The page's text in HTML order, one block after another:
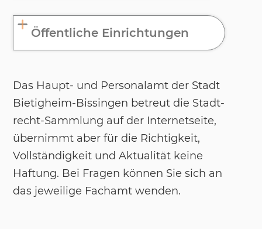
Öffentliche Einrichtungen
Das Haupt‐ und Per­so­nal­amt der Stadt
Bie­tig­heim-Bis­sin­gen be­treut die Stadt­
recht-Samm­lung auf der In­ter­net­sei­te,
über­nimmt aber für die Rich­tig­keit,
Voll­s­tän­dig­keit und Ak­tua­lität kei­ne
Haf­tung. Bei Fra­gen kön­nen Sie sich an
das je­wei­li­ge Fach­amt wen­den.